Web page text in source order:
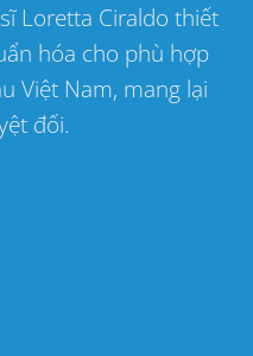
Loretta Ciraldo thiết
hóa cho phù hợp
Việt Nam, mang lại
đối.